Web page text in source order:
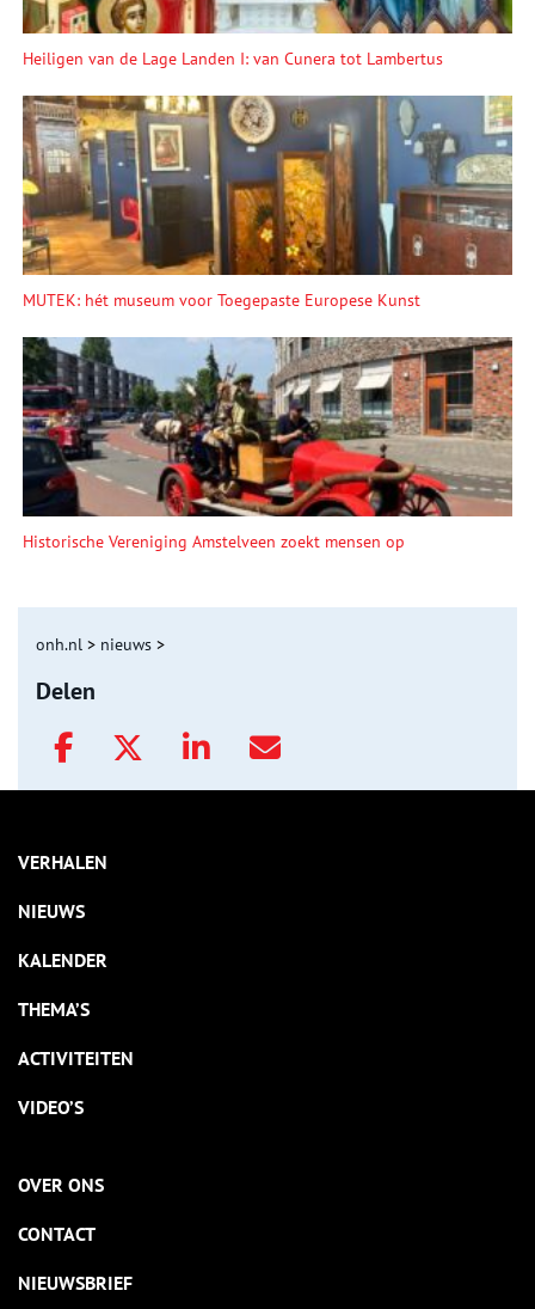
Heiligen van de Lage Landen I: van Cunera tot Lambertus
MUTEK: hét museum voor Toegepaste Europese Kunst
Historische Vereniging Amstelveen zoekt mensen op
onh.nl > nieuws >
Delen
VERHALEN
NIEUWS
KALENDER
THEMA’S
ACTIVITEITEN
VIDEO’S
OVER ONS
CONTACT
NIEUWSBRIEF